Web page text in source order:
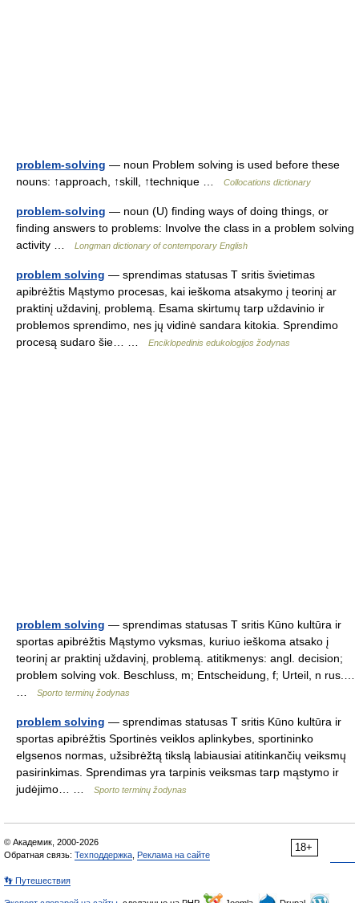
problem-solving — noun Problem solving is used before these
nouns: ↑approach, ↑skill, ↑technique …
Collocations dictionary
problem-solving — noun (U) finding ways of doing things, or
finding answers to problems: Involve the class in a problem solving
activity …
Longman dictionary of contemporary English
problem solving — sprendimas statusas T sritis švietimas
apibrėžtis Mąstymo procesas, kai ieškoma atsakymo į teorinį ar
praktinį uždavinį, problemą. Esama skirtumų tarp uždavinio ir
problemos sprendimo, nes jų vidinė sandara kitokia. Sprendimo
procesą sudaro šie… …
Enciklopedinis edukologijos žodynas
problem solving — sprendimas statusas T sritis Kūno kultūra ir
sportas apibrėžtis Mąstymo vyksmas, kuriuo ieškoma atsako į
teorinį ar praktinį uždavinį, problemą. atitikmenys: angl. decision;
problem solving vok. Beschluss, m; Entscheidung, f; Urteil, n rus.…
Sporto terminų žodynas
problem solving — sprendimas statusas T sritis Kūno kultūra ir
sportas apibrėžtis Sportinės veiklos aplinkybes, sportininko
elgsenos normas, užsibrėžtą tikslą labiausiai atitinkančių veiksmų
pasirinkimas. Sprendimas yra tarpinis veiksmas tarp mąstymo ir
judėjimo… …
Sporto terminų žodynas
18+
© Академик, 2000-2026
Обратная связь: Техподдержка Реклама на сайте
👣 Путешествия